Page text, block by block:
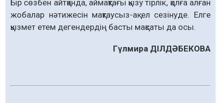
Бір сөзбен айтқанда, аймақтағы қызу тірлік, қолға алған
жобалар нәтижесін мақтаусыз-ақ ел сезінуде. Елге
қызмет етем дегендердің басты мақсаты да осы.
Гүлмира ДІЛДӘБЕКОВА